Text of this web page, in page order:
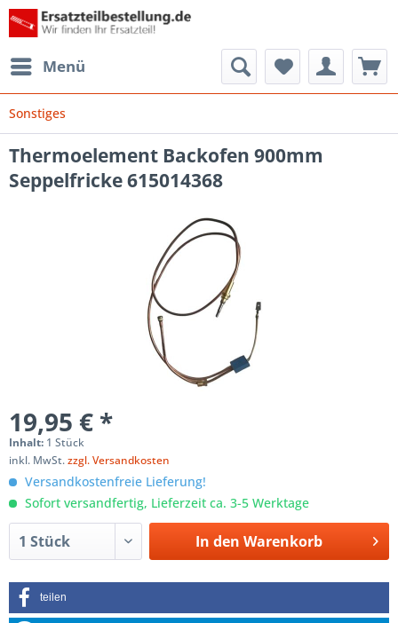
Menü
Sonstiges
Thermoelement Backofen 900mm
Seppelfricke 615014368
19,95 € *
Inhalt: 1 Stück
inkl. MwSt.zzgl. Versandkosten
Versandkostenfreie Lieferung!
Sofort versandfertig, Lieferzeit ca. 3-5 Werktage
In den Warenkorb
teilen